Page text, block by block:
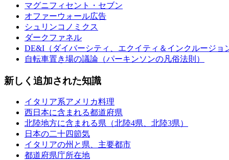
マグニフィセント・セブン
オファーウォール広告
シュリンコノミクス
ダークファネル
DE&I（ダイバーシティ、エクイティ＆インクルージョ
自転車置き場の議論（パーキンソンの凡俗法則）
新しく追加された知識
イタリア系アメリカ料理
西日本に含まれる都道府県
北陸地方に含まれる県（北陸4県、北陸3県）
日本の二十四節気
イタリアの州と県、主要都市
都道府県庁所在地